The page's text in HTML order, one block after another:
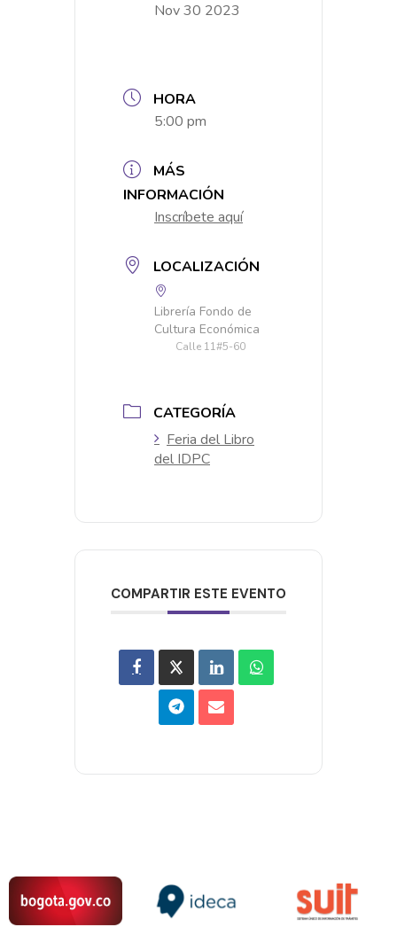
Nov 30 2023
HORA
5:00 pm
MÁS
INFORMACIÓN
Inscríbete aquí
LOCALIZACIÓN
Librería Fondo de
Cultura Económica
Calle 11#5-60
CATEGORÍA
Feria del Libro
del IDPC
COMPARTIR ESTE EVENTO